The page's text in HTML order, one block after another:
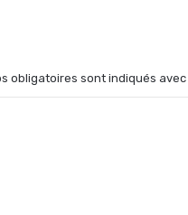
obligatoires sont indiqués avec